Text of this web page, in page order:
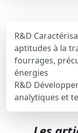
R&D
aptitudes à la
fourrages,
énergies
R&D
analytiques et